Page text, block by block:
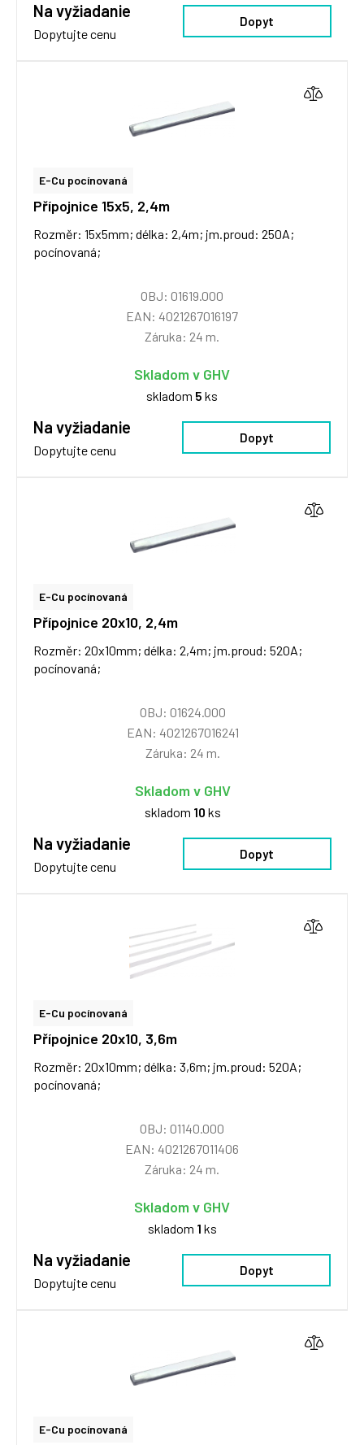
Na vyžiadanie
Dopytujte cenu
Dopyt
E-Cu pocínovaná
Přípojnice 15x5, 2,4m
Rozměr: 15x5mm; délka: 2,4m; jm.proud: 250A;
pocínovaná;
OBJ: 01619.000
EAN: 4021267016197
Záruka: 24 m.
Skladom v GHV
skladom 5 ks
Na vyžiadanie
Dopytujte cenu
Dopyt
E-Cu pocínovaná
Přípojnice 20x10, 2,4m
Rozměr: 20x10mm; délka: 2,4m; jm.proud: 520A;
pocínovaná;
OBJ: 01624.000
EAN: 4021267016241
Záruka: 24 m.
Skladom v GHV
skladom 10 ks
Na vyžiadanie
Dopytujte cenu
Dopyt
E-Cu pocínovaná
Přípojnice 20x10, 3,6m
Rozměr: 20x10mm; délka: 3,6m; jm.proud: 520A;
pocínovaná;
OBJ: 01140.000
EAN: 4021267011406
Záruka: 24 m.
Skladom v GHV
skladom 1 ks
Na vyžiadanie
Dopytujte cenu
Dopyt
E-Cu pocínovaná